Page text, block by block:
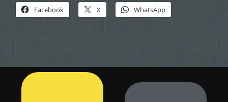
Facebook X WhatsApp